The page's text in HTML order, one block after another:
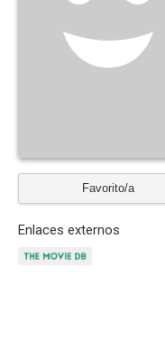
Favorito/a
Enlaces externos